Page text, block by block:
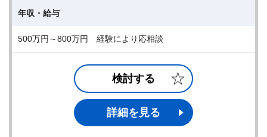
年収・給与
500万円～800万円 経験により応相談
検討する
詳細を見る